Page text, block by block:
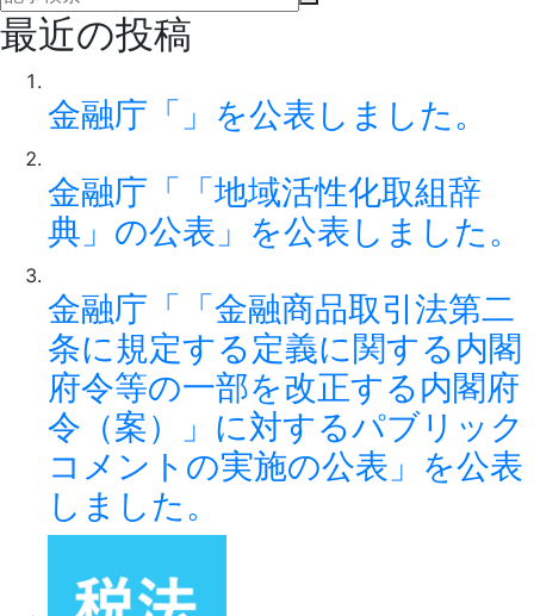
最近の投稿
金融庁「」を公表しました。
金融庁「「地域活性化取組辞
典」の公表」を公表しました。
金融庁「「金融商品取引法第二
条に規定する定義に関する内閣
府令等の一部を改正する内閣府
令（案）」に対するパブリック
コメントの実施の公表」を公表
しました。